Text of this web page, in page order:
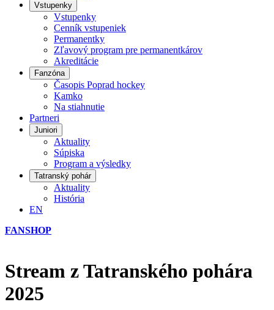
Vstupenky
Vstupenky
Cenník vstupeniek
Permanentky
Zľavový program pre permanentkárov
Akreditácie
Fanzóna
Časopis Poprad hockey
Kamko
Na stiahnutie
Partneri
Juniori
Aktuality
Súpiska
Program a výsledky
Tatranský pohár
Aktuality
História
EN
FANSHOP
Stream z Tatranského pohára
2025